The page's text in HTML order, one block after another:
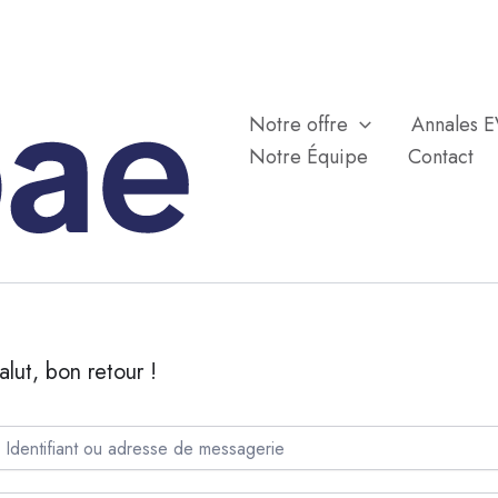
Notre offre
Annales
Notre Équipe
Contact
bon retour !